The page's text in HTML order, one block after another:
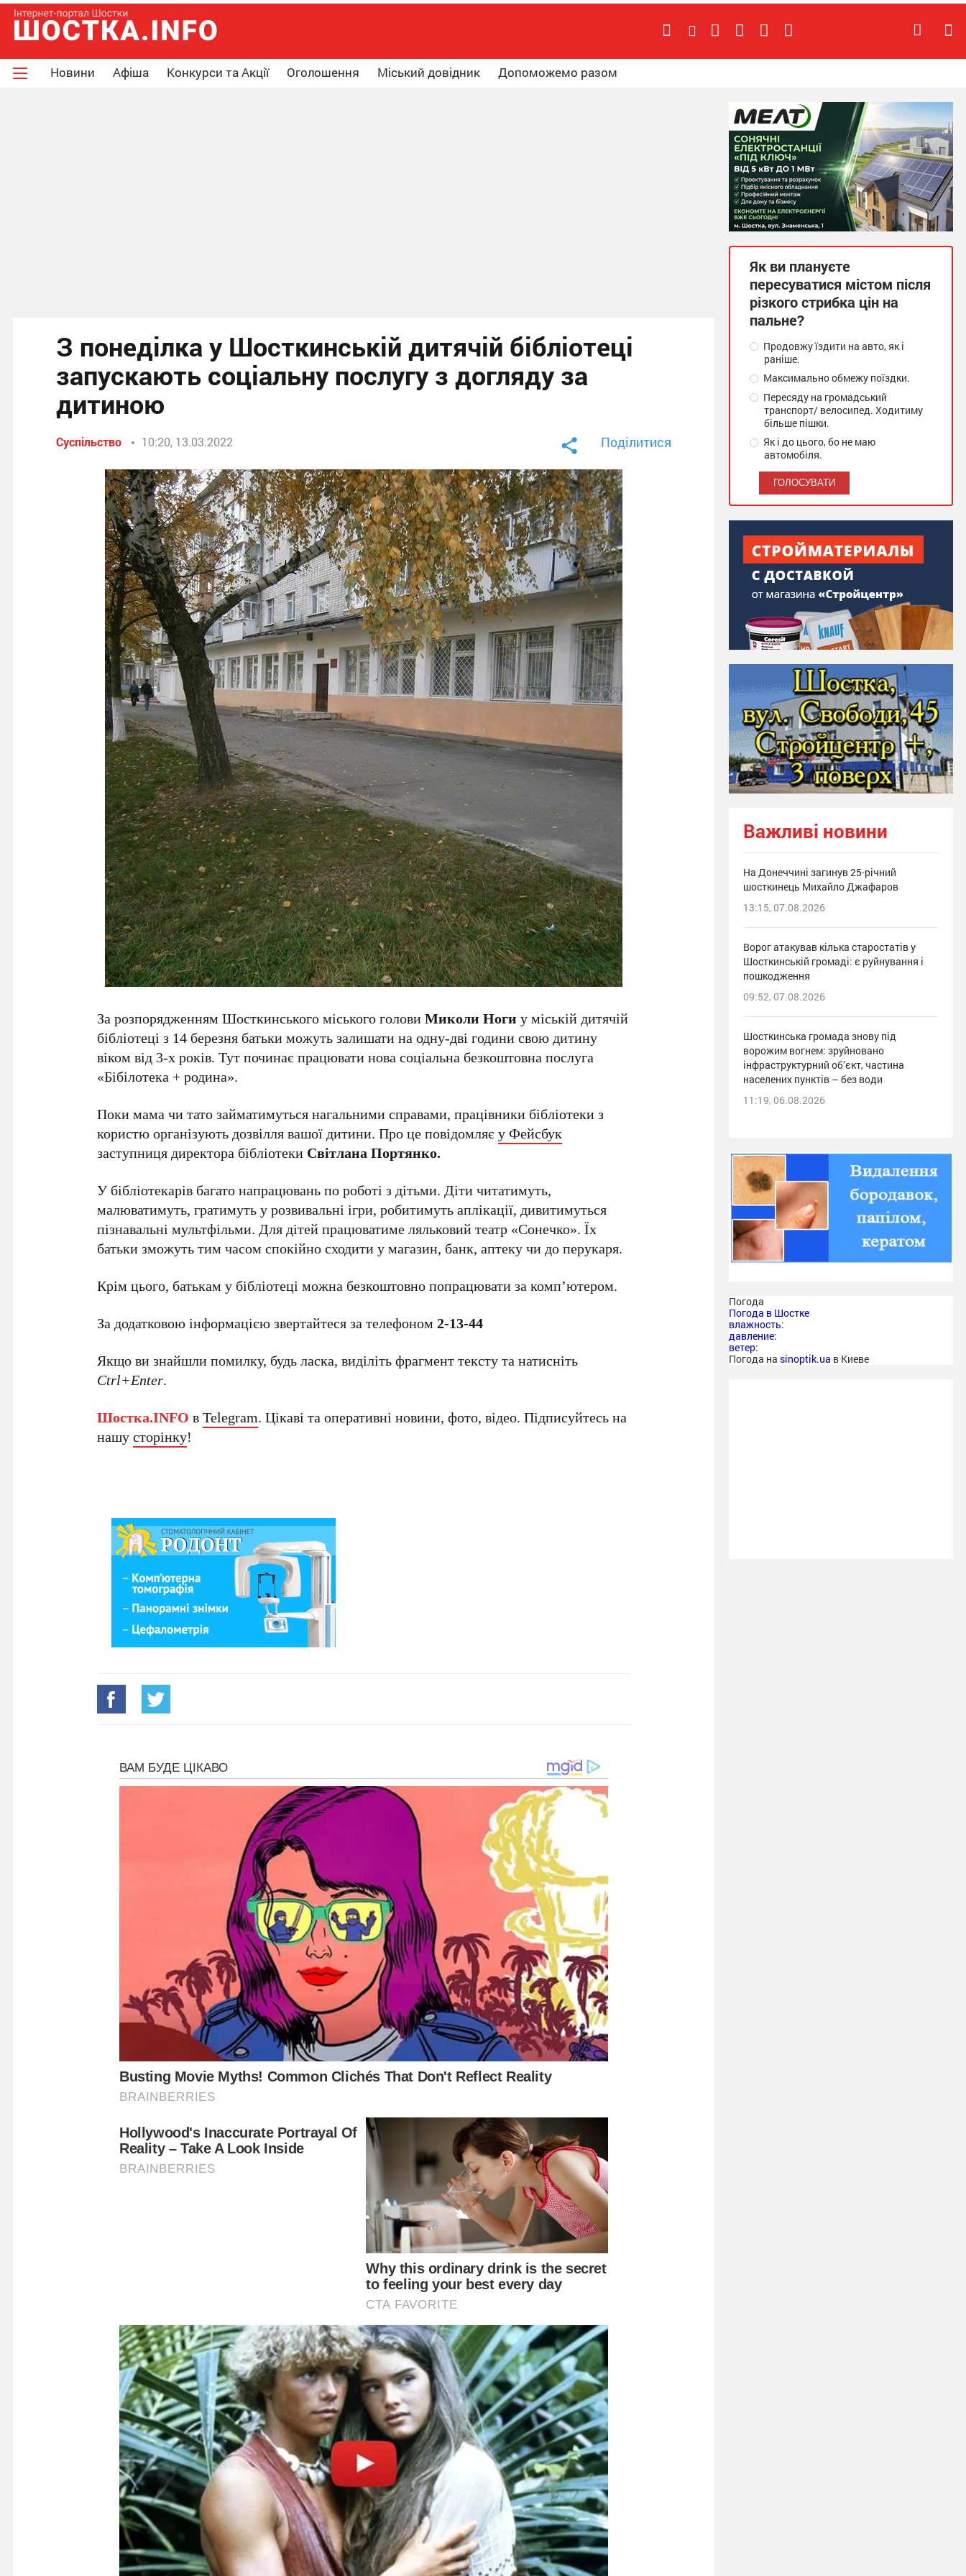
Новини Афіша Конкурси та Акції Оголошення Міський довідник Допоможемо разом
З понеділка у Шосткинській дитячій бібліотеці
запускають соціальну послугу з догляду за
дитиною
Суспільство 10:20, 13.03.2022 Поділитися
За розпорядженням Шосткинського міського головиМиколи Ноги у міській дитячій
бібліотеці з 14 березня батьки можуть залишати на одну-дві години свою дитину
віком від 3-х років. Тут починає працювати нова соціальна безкоштовна послуга
«Бібілотека + родина».
Поки мама чи тато займатимуться нагальними справами, працівники бібліотеки з
користю організують дозвілля вашої дитини. Про це повідомляєу Фейсбук
заступниця директора бібліотеки Світлана Портянко.
У бібліотекарів багато напрацювань по роботі з дітьми. Діти читатимуть,
малюватимуть, гратимуть у розвивальні ігри, робитимуть аплікації, дивитимуться
пізнавальні мультфільми. Для дітей працюватиме ляльковий театр «Сонечко». Їх
батьки зможуть тим часом спокійно сходити у магазин, банк, аптеку чи до перукаря.
Крім цього, батькам у бібліотеці можна безкоштовно попрацювати за комп’ютером.
За додатковою інформацією звертайтеся за телефоном2-13-44
Якщо ви знайшли помилку, будь ласка, виділіть фрагмент тексту та натисніть
Ctrl+Enter.
Шостка.INFO вTelegram. Цікаві та оперативні новини, фото, відео. Підписуйтесь на
нашусторінку!
Як ви плануєте
пересуватися містом після
різкого стрибка цін на
пальне?
Продовжу їздити на авто, як і
раніше.
Максимально обмежу поїздки.
Пересяду на громадський
транспорт/ велосипед. Ходитиму
більше пішки.
Як і до цього, бо не маю
автомобіля.
Важливі новини
На Донеччині загинув 25-річний
шосткинець Михайло Джафаров
13:15, 07.08.2026
Ворог атакував кілька старостатів у
Шосткинській громаді: є руйнування і
пошкодження
09:52, 07.08.2026
Шосткинська громада знову під
ворожим вогнем: зруйновано
інфраструктурний об’єкт, частина
населених пунктів – без води
11:19, 06.08.2026
Погода
Погода в Шостке
влажность:
давление:
ветер:
Погода на sinoptik.ua в Киеве